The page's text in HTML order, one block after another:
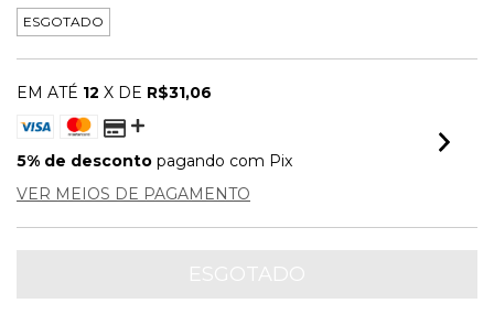
ESGOTADO
EM ATÉ 12 X DE R$31,06
5% de desconto pagando com Pix
VER MEIOS DE PAGAMENTO